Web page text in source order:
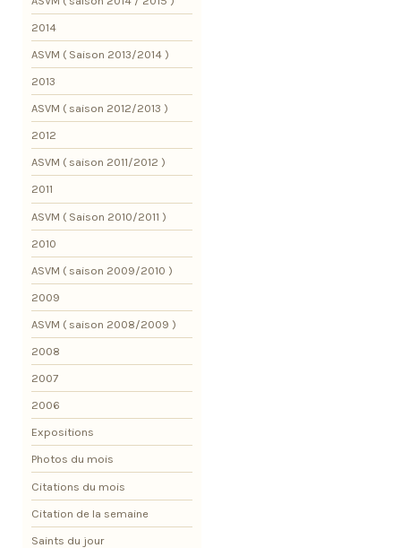
2014
ASVM ( Saison 2013/2014 )
2013
ASVM ( saison 2012/2013 )
2012
ASVM ( saison 2011/2012 )
2011
ASVM ( Saison 2010/2011 )
2010
ASVM ( saison 2009/2010 )
2009
ASVM ( saison 2008/2009 )
2008
2007
2006
Expositions
Photos du mois
Citations du mois
Citation de la semaine
Saints du jour